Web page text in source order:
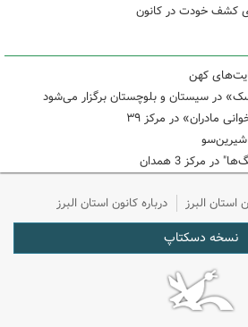
کشف خودت در کانون
کهن
در سیستان و بلوچستان برگزار می‌شود
مادران» در مرکز ۳۹
شیرین‌سو
مرکز 3 همدان
استان البرز درباره کانون استان البرز
نسخه دسکتاپ